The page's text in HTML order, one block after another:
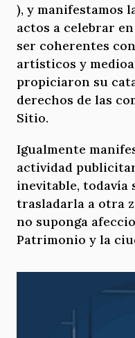
), y manifestamos
actos a celebrar
ser coherentes
artísticos y
propiciaron su
derechos de las
Sitio.
Igualmente
actividad
inevitable, todavía
trasladarla a otra
no suponga
Patrimonio y la